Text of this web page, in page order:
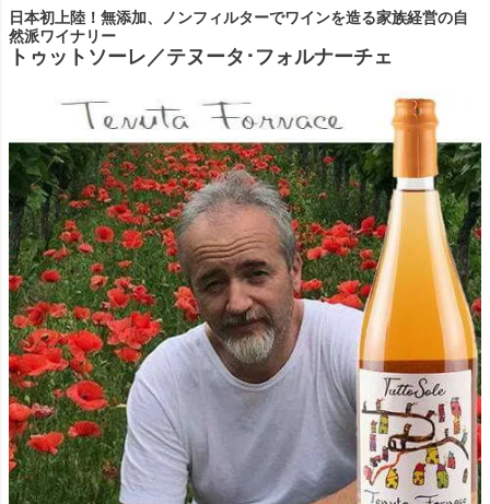
日本初上陸！無添加、ノンフィルターでワインを造る家族経営の自
然派ワイナリー
トゥットソーレ／テヌータ･フォルナーチェ